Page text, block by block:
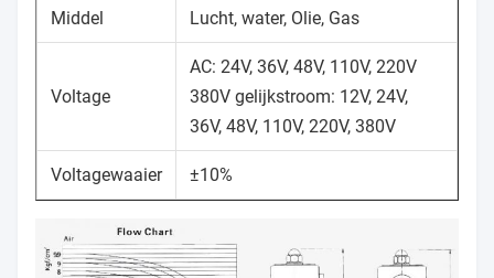
Middel Lucht, water, Olie, Gas
Voltage
AC: 24V, 36V, 48V, 110V, 220V
380V gelijkstroom: 12V, 24V,
36V, 48V, 110V, 220V, 380V
Voltagewaaier ±10%